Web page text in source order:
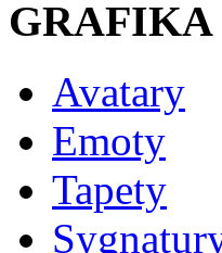
GRAFIKA
Avatary
Emoty
Tapety